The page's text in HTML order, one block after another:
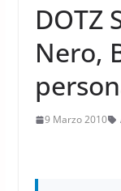
DOTZ
Nero,
9 Marzo 2010